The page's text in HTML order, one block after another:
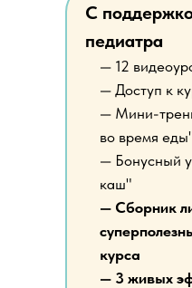
— 12
— Доступ к
— Мини-
во время
— Бонусный
каш"
— Сборник
курса
— 3 живых
С
педиатра